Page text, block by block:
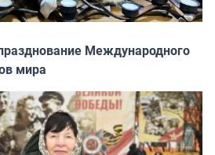
Международного
мира